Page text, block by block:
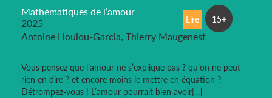
Mathématiques de l’amour
2025
Antoine Houlou-Garcia, Thierry Maugenest
Vous pensez que l’amour ne s’explique pas ? qu’on ne peut
rien en dire ? et encore moins le mettre en équation ?
Détrompez-vous ! L’amour pourrait bien avoir[...]
Lire 15+